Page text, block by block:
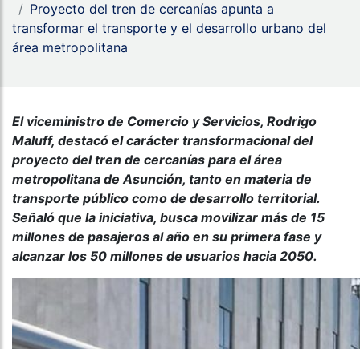
Proyecto del tren de cercanías apunta a
transformar el transporte y el desarrollo urbano del
área metropolitana
El viceministro de Comercio y Servicios, Rodrigo
Maluff, destacó el carácter transformacional del
proyecto del tren de cercanías para el área
metropolitana de Asunción, tanto en materia de
transporte público como de desarrollo territorial.
Señaló que la iniciativa, busca movilizar más de 15
millones de pasajeros al año en su primera fase y
alcanzar los 50 millones de usuarios hacia 2050.